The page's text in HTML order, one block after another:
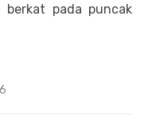
berkat pada puncak